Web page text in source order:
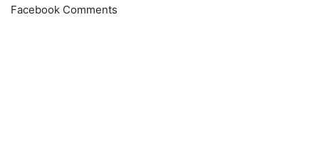
Facebook Comments